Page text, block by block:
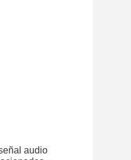
audio